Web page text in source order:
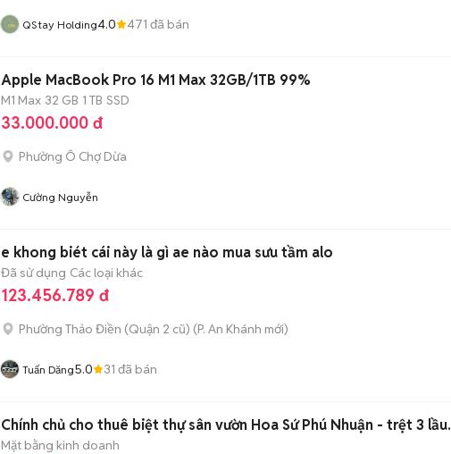
QStay Holding4.0 471 đã bán
Apple MacBook Pro 16 M1 Max 32GB/1TB 99%
M1 Max 32 GB 1 TB SSD
33.000.000 đ
Phường Ô Chợ Dừa
Cường Nguyễn
e khong biét cái này là gì ae nào mua sưu tầm alo
Đã sử dụng Các loại khác
123.456.789 đ
Phường Thảo Điền (Quận 2 cũ) (P. An Khánh mới)
Tuấn Dăng5.0 31 đã bán
Chính chủ cho thuê biệt thự sân vườn Hoa Sứ Phú Nhuận - trệt 3 lầu.
Mặt bằng kinh doanh